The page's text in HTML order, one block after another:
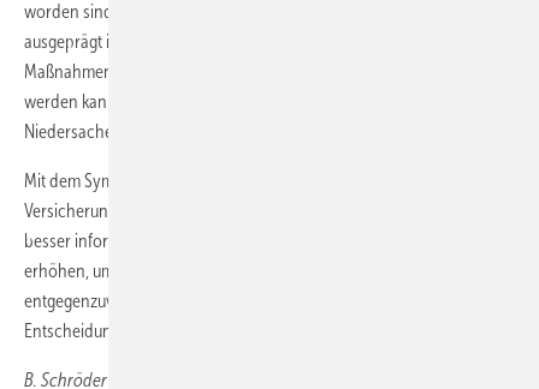
worden sind. Dies hängt auch davon ab, wie stark die Agoraphobie
ausgeprägt ist und ob durch Medikation und/oder therapeutische
Maßnahmen die Berufsunfähigkeit auf unter 50 % oder ganz reduziert
werden kann (siehe auch Urteil des Landessozialgerichts
Niedersachen L 2 R 236/12).
Mit dem Symposium wurde der wichtige Dialog zwischen
Versicherungswirtschaft und Gutachtern fortgesetzt. Ziel ist es, durch
besser informierte Gutachter die Gutachtenqualität weiter zu
erhöhen, um der öffentlichen Kritik am Gutachterwesen
entgegenzuwirken und gleichzeitig schnelle und belastbare
Entscheidungen bei Leistungsanträgen treffen zu können.
B. Schröder